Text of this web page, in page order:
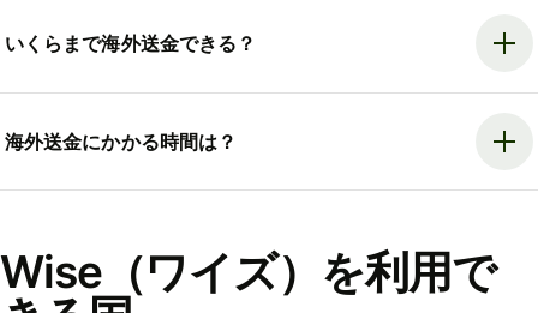
いくらまで海外送金できる？
海外送金にかかる時間は？
Wise（ワイズ）を利用で